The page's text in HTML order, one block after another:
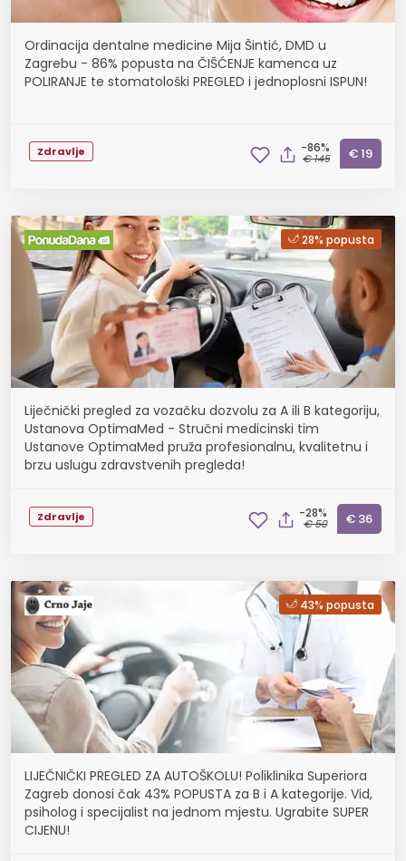
Ordinacija dentalne medicine Mija Šintić, DMD u
Zagrebu - 86% popusta na ČIŠĆENJE kamenca uz
POLIRANJE te stomatološki PREGLED i jednoplosni ISPUN!
Zdravlje -86%
€ 145 € 19
28% popusta
Liječnički pregled za vozačku dozvolu za A ili B kategoriju,
Ustanova OptimaMed - Stručni medicinski tim
Ustanove OptimaMed pruža profesionalnu, kvalitetnu i
brzu uslugu zdravstvenih pregleda!
Zdravlje -28%
€ 50 € 36
43% popusta
LIJEČNIČKI PREGLED ZA AUTOŠKOLU! Poliklinika Superiora
Zagreb donosi čak 43% POPUSTA za B i A kategorije. Vid,
psiholog i specijalist na jednom mjestu. Ugrabite SUPER
CIJENU!